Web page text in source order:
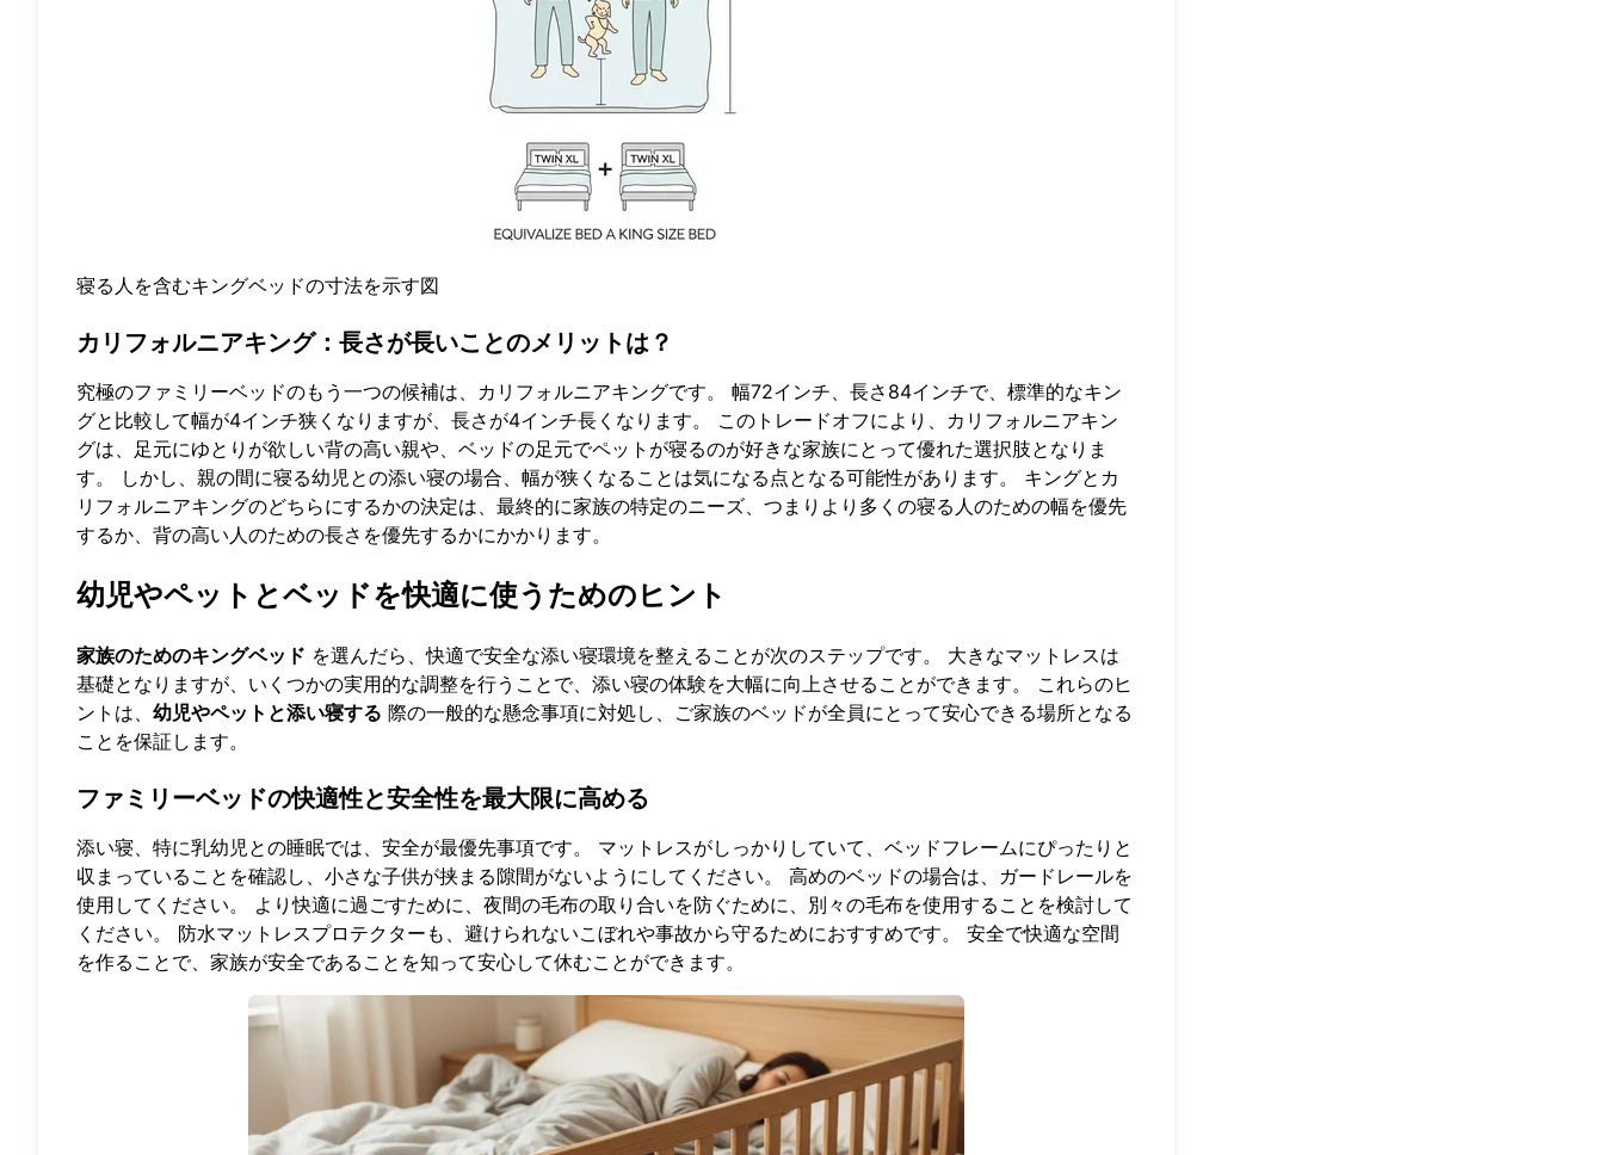
寝る人を含むキングベッドの寸法を示す図
カリフォルニアキング：長さが長いことのメリットは？
究極のファミリーベッドのもう一つの候補は、カリフォルニアキングです。 幅72インチ、長さ84インチで、標準的なキン
グと比較して幅が4インチ狭くなりますが、長さが4インチ長くなります。 このトレードオフにより、カリフォルニアキン
グは、足元にゆとりが欲しい背の高い親や、ベッドの足元でペットが寝るのが好きな家族にとって優れた選択肢となりま
す。 しかし、親の間に寝る幼児との添い寝の場合、幅が狭くなることは気になる点となる可能性があります。 キングとカ
リフォルニアキングのどちらにするかの決定は、最終的に家族の特定のニーズ、つまりより多くの寝る人のための幅を優先
するか、背の高い人のための長さを優先するかにかかります。
幼児やペットとベッドを快適に使うためのヒント
家族のためのキングベッド を選んだら、快適で安全な添い寝環境を整えることが次のステップです。 大きなマットレスは
基礎となりますが、いくつかの実用的な調整を行うことで、添い寝の体験を大幅に向上させることができます。 これらのヒ
ントは、 幼児やペットと添い寝する 際の一般的な懸念事項に対処し、ご家族のベッドが全員にとって安心できる場所となる
ことを保証します。
ファミリーベッドの快適性と安全性を最大限に高める
添い寝、特に乳幼児との睡眠では、安全が最優先事項です。 マットレスがしっかりしていて、ベッドフレームにぴったりと
収まっていることを確認し、小さな子供が挟まる隙間がないようにしてください。 高めのベッドの場合は、ガードレールを
使用してください。 より快適に過ごすために、夜間の毛布の取り合いを防ぐために、別々の毛布を使用することを検討して
ください。 防水マットレスプロテクターも、避けられないこぼれや事故から守るためにおすすめです。 安全で快適な空間
を作ることで、家族が安全であることを知って安心して休むことができます。